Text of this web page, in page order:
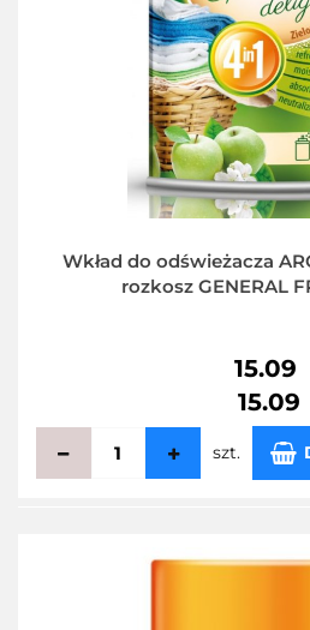
Wkład do odświeżacza
rozkosz GENERAL
15.09
15.09
szt.